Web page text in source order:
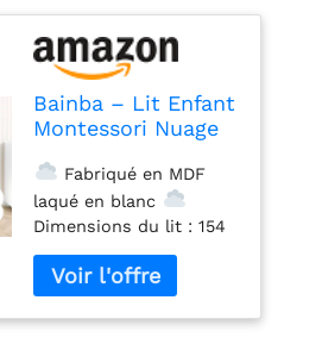
Bainba – Lit Enfant
Montessori Nuage
Coloris Blanc – Lit
Bas avec côté en
Forme de Nuage
Fabriqué en MDF
laqué en blanc
Dimensions du lit : 154
x 74 x 42 cm
Dimensions du
matelas : 70x140 cm
(matelas non inclus) -